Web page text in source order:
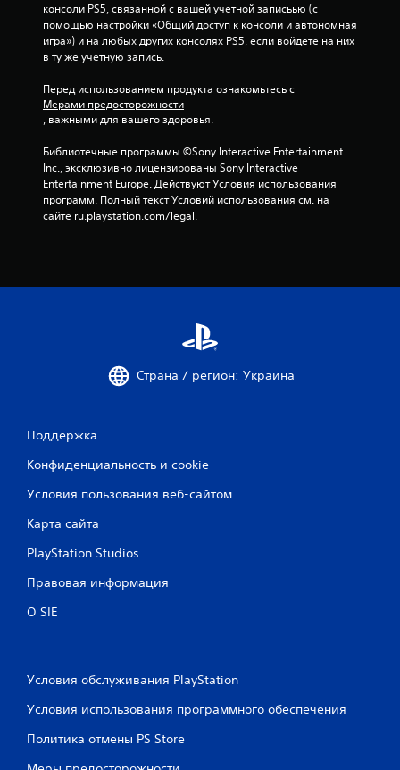
консоли PS5, связанной с вашей учетной записьью (с
помощью настройки «Общий доступ к консоли и автономная
игра») и на любых других консолях PS5, если войдете на них
в ту же учетную запись.
Перед использованием продукта ознакомьтесь с
Мерами предосторожности
, важными для вашего здоровья.
Библиотечные программы ©Sony Interactive Entertainment
Inc., эксклюзивно лицензированы Sony Interactive
Entertainment Europe. Действуют Условия использования
программ. Полный текст Условий использования см. на
сайте ru.playstation.com/legal.
Страна / регион: Украина
Поддержка
Конфиденциальность и cookie
Условия пользования веб-сайтом
Карта сайта
PlayStation Studios
Правовая информация
О SIE
Условия обслуживания PlayStation
Условия использования программного обеспечения
Политика отмены PS Store